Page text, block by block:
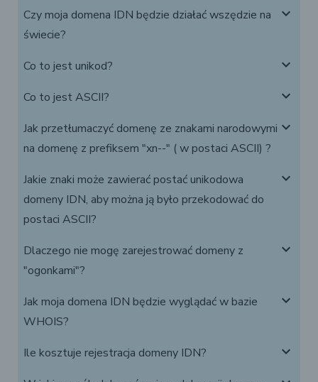
Czy moja domena IDN będzie działać wszędzie na
świecie?
expand_more
Co to jest unikod? expand_more
Co to jest ASCII? expand_more
Jak przetłumaczyć domenę ze znakami narodowymi
na domenę z prefiksem "xn--" ( w postaci ASCII) ?
expand_more
Jakie znaki może zawierać postać unikodowa
domeny IDN, aby można ją było przekodować do
postaci ASCII?
expand_more
Dlaczego nie mogę zarejestrować domeny z
"ogonkami"?
expand_more
Jak moja domena IDN będzie wyglądać w bazie
WHOIS?
expand_more
Ile kosztuje rejestracja domeny IDN? expand_more